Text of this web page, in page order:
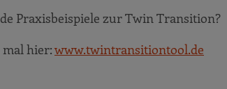
Praxisbeispiele zur Twin Transition?
mal hier:www.twintransitiontool.de